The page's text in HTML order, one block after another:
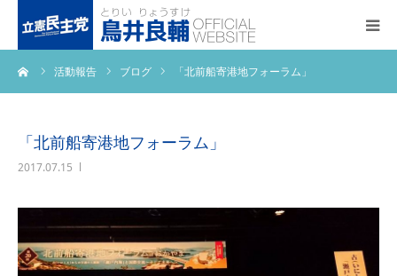
活動報告 ブログ 「北前船寄港地フォーラム」
「北前船寄港地フォーラム」
2017.07.15
トップページ
プロフィール
事務所アクセス